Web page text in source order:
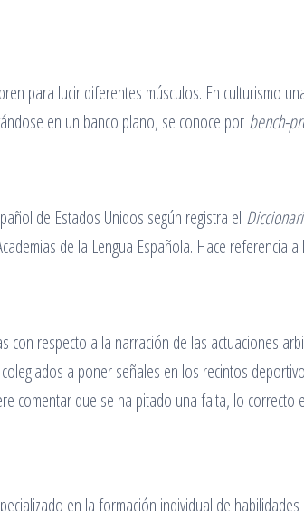
para lucir diferentes músculos. En culturismo
en un banco plano, se conoce por bench-
de Estados Unidos según registra el
de la Lengua Española. Hace referencia a
con respecto a la narración de las actuaciones
a poner señales en los recintos
comentar que se ha pitado una falta, lo correcto
en la formación individual de habilidades